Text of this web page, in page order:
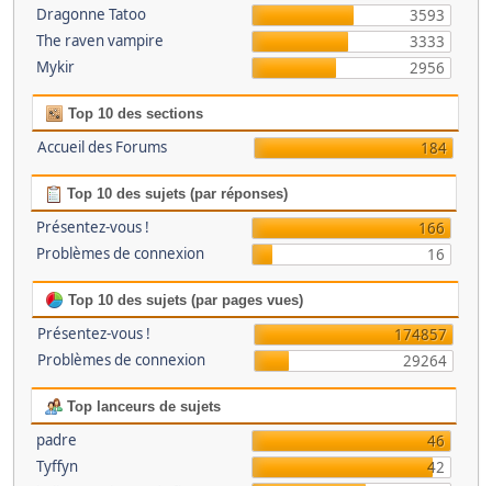
Dragonne Tatoo
3593
The raven vampire
3333
Mykir
2956
Top 10 des sections
Accueil des Forums 184
Top 10 des sujets (par réponses)
Présentez-vous !
166
Problèmes de connexion
16
Top 10 des sujets (par pages vues)
Présentez-vous !
174857
Problèmes de connexion
29264
Top lanceurs de sujets
padre
46
Tyffyn
42